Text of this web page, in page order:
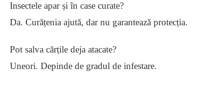
Insectele apar și în case curate?
Da. Curățenia ajută, dar nu garantează protecția.
Pot salva cărțile deja atacate?
Uneori. Depinde de gradul de infestare.